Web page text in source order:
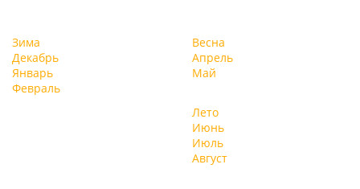
Зима
Декабрь
Январь
Февраль
Весна
Апрель
Май
Лето
Июнь
Июль
Август